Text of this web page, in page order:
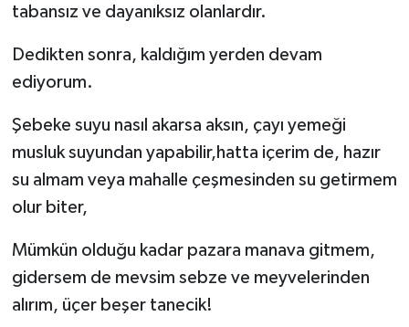
tabansız ve dayanıksız olanlardır.
Dedikten sonra, kaldığım yerden devam
ediyorum.
Şebeke suyu nasıl akarsa aksın, çayı yemeği
musluk suyundan yapabilir,hatta içerim de, hazır
su almam veya mahalle çeşmesinden su getirmem
olur biter,
Mümkün olduğu kadar pazara manava gitmem,
gidersem de mevsim sebze ve meyvelerinden
alırım, üçer beşer tanecik!